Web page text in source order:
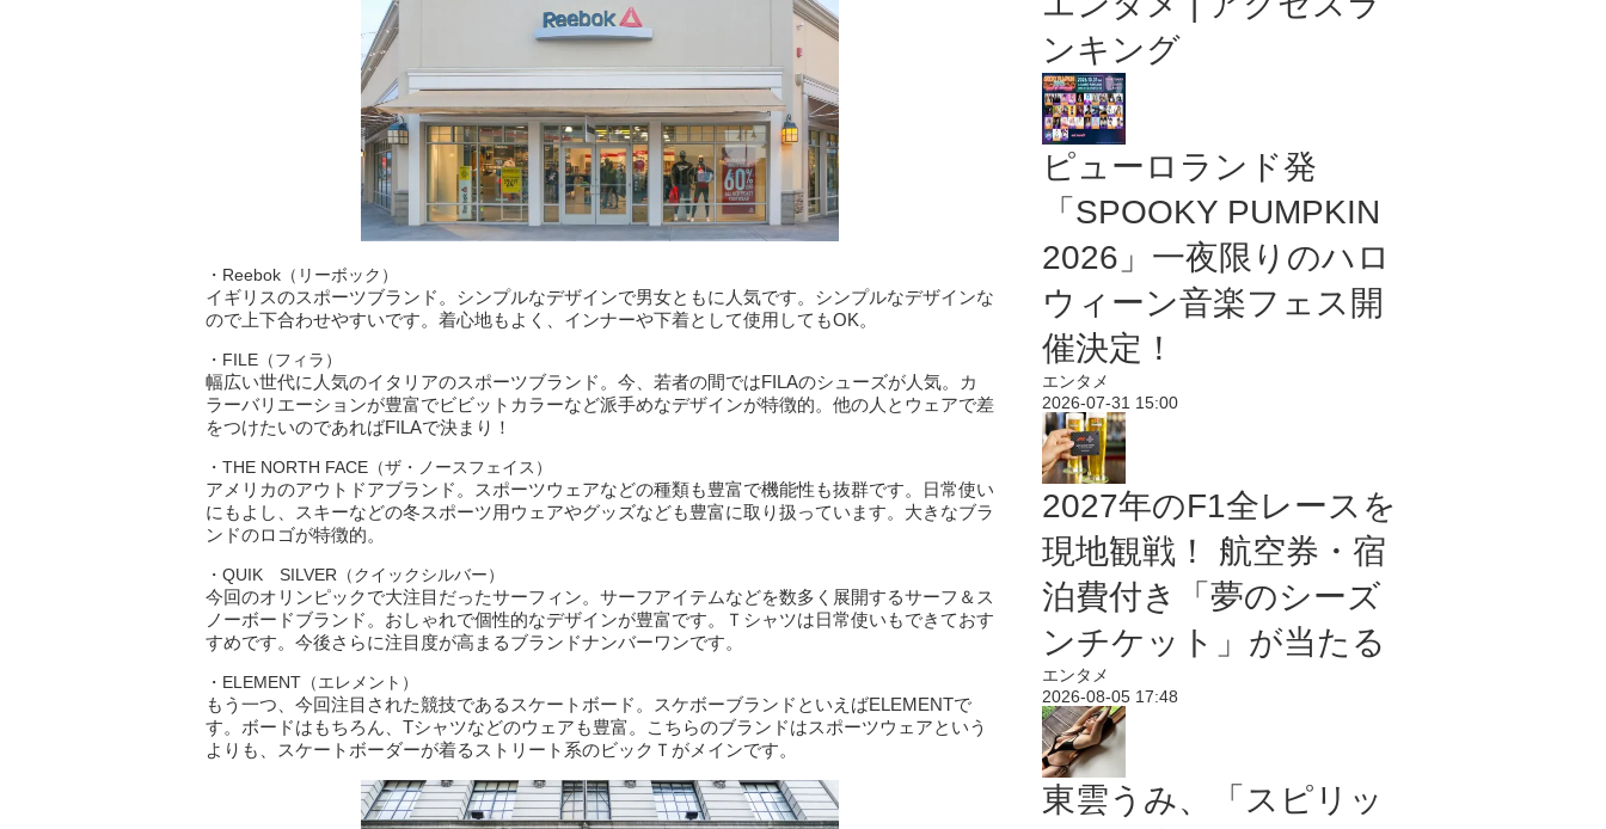
・Reebok（リーボック）
イギリスのスポーツブランド。シンプルなデザインで男女ともに人気です。シンプルなデザインな
ので上下合わせやすいです。着心地もよく、インナーや下着として使用してもOK。
・FILE（フィラ）
幅広い世代に人気のイタリアのスポーツブランド。今、若者の間ではFILAのシューズが人気。カ
ラーバリエーションが豊富でビビットカラーなど派手めなデザインが特徴的。他の人とウェアで差
をつけたいのであればFILAで決まり！
・THE NORTH FACE（ザ・ノースフェイス）
アメリカのアウトドアブランド。スポーツウェアなどの種類も豊富で機能性も抜群です。日常使い
にもよし、スキーなどの冬スポーツ用ウェアやグッズなども豊富に取り扱っています。大きなブラ
ンドのロゴが特徴的。
・QUIK SILVER（クイックシルバー）
今回のオリンピックで大注目だったサーフィン。サーフアイテムなどを数多く展開するサーフ＆ス
ノーボードブランド。おしゃれで個性的なデザインが豊富です。Ｔシャツは日常使いもできておす
すめです。今後さらに注目度が高まるブランドナンバーワンです。
・ELEMENT（エレメント）
もう一つ、今回注目された競技であるスケートボード。スケボーブランドといえばELEMENTで
す。ボードはもちろん、Tシャツなどのウェアも豊富。こちらのブランドはスポーツウェアという
よりも、スケートボーダーが着るストリート系のビックＴがメインです。
ンキング
ピューロランド発
「SPOOKY PUMPKIN
2026」一夜限りのハロ
ウィーン音楽フェス開
催決定！
エンタメ
2026-07-31 15:00
2027年のF1全レースを
現地観戦！ 航空券・宿
泊費付き「夢のシーズ
ンチケット」が当たる
エンタメ
2026-08-05 17:48
東雲うみ、「スピリッ